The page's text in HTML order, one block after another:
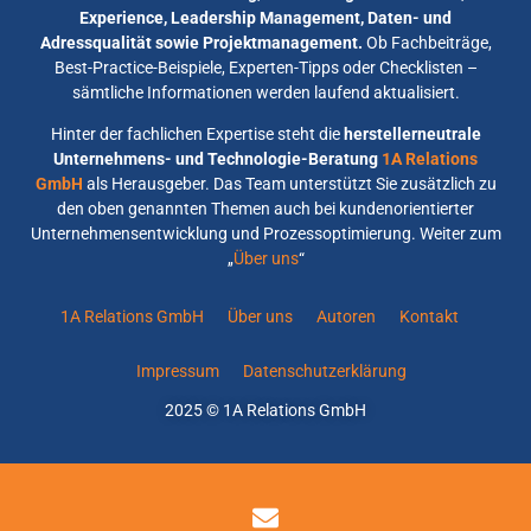
Experience, Leadership Management, Daten- und
Adressqualität sowie Projektmanagement. Ob Fachbeiträge,
Best-Practice-Beispiele, Experten-Tipps oder Checklisten –
sämtliche Informationen werden laufend aktualisiert.
Hinter der fachlichen Expertise steht die herstellerneutrale
Unternehmens- und Technologie-Beratung 1A Relations
GmbH als Herausgeber. Das Team unterstützt Sie zusätzlich zu
den oben genannten Themen auch bei kundenorientierter
Unternehmensentwicklung und Prozessoptimierung. Weiter zum
„Über uns“
1A Relations GmbH Über uns Autoren Kontakt
Impressum Datenschutzerklärung
2025 © 1A Relations GmbH